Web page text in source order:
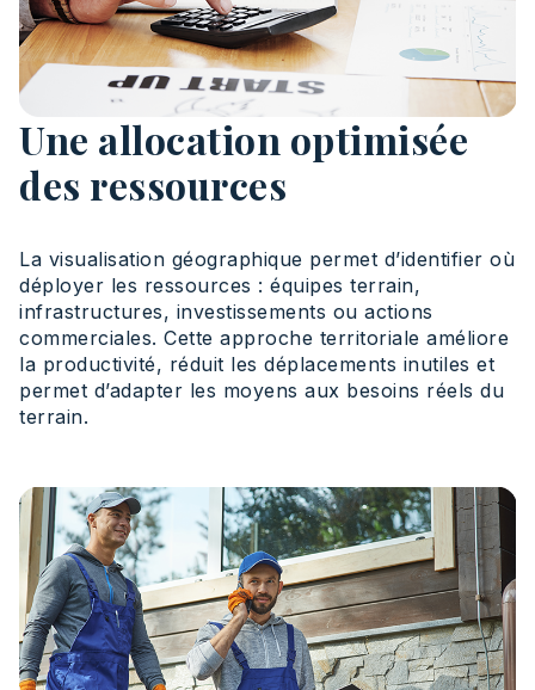
Une allocation optimisée
des ressources
La visualisation géographique permet d’identifier où
déployer les ressources : équipes terrain,
infrastructures, investissements ou actions
commerciales. Cette approche territoriale améliore
la productivité, réduit les déplacements inutiles et
permet d’adapter les moyens aux besoins réels du
terrain.